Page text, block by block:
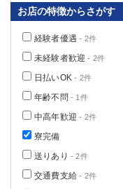
お店の特徴からさがす
経験者優遇 - 2件
未経験者歓迎 - 2件
日払いOK - 2件
年齢不問 - 1件
中高年歓迎 - 2件
寮完備
送りあり - 2件
交通費支給 - 2件
茨城県
群馬県
該当求人 0件